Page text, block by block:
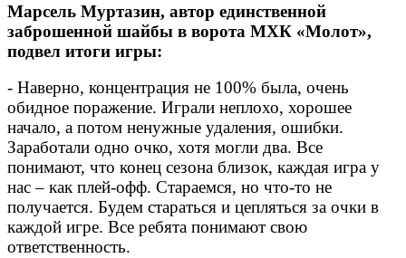
Марсель Муртазин, автор единственной
заброшенной шайбы в ворота МХК «Молот»,
подвел итоги игры:
- Наверно, концентрация не 100% была, очень
обидное поражение. Играли неплохо, хорошее
начало, а потом ненужные удаления, ошибки.
Заработали одно очко, хотя могли два. Все
понимают, что конец сезона близок, каждая игра у
нас – как плей-офф. Стараемся, но что-то не
получается. Будем стараться и цепляться за очки в
каждой игре. Все ребята понимают свою
ответственность.